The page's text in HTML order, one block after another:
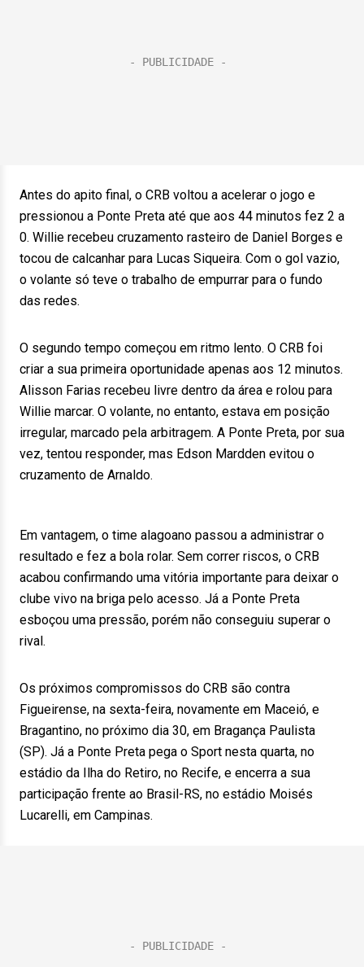
Antes do apito final, o CRB voltou a acelerar o jogo e
pressionou a Ponte Preta até que aos 44 minutos fez 2 a
0. Willie recebeu cruzamento rasteiro de Daniel Borges e
tocou de calcanhar para Lucas Siqueira. Com o gol vazio,
o volante só teve o trabalho de empurrar para o fundo
das redes.
O segundo tempo começou em ritmo lento. O CRB foi
criar a sua primeira oportunidade apenas aos 12 minutos.
Alisson Farias recebeu livre dentro da área e rolou para
Willie marcar. O volante, no entanto, estava em posição
irregular, marcado pela arbitragem. A Ponte Preta, por sua
vez, tentou responder, mas Edson Mardden evitou o
cruzamento de Arnaldo.
Em vantagem, o time alagoano passou a administrar o
resultado e fez a bola rolar. Sem correr riscos, o CRB
acabou confirmando uma vitória importante para deixar o
clube vivo na briga pelo acesso. Já a Ponte Preta
esboçou uma pressão, porém não conseguiu superar o
rival.
Os próximos compromissos do CRB são contra
Figueirense, na sexta-feira, novamente em Maceió, e
Bragantino, no próximo dia 30, em Bragança Paulista
(SP). Já a Ponte Preta pega o Sport nesta quarta, no
estádio da Ilha do Retiro, no Recife, e encerra a sua
participação frente ao Brasil-RS, no estádio Moisés
Lucarelli, em Campinas.